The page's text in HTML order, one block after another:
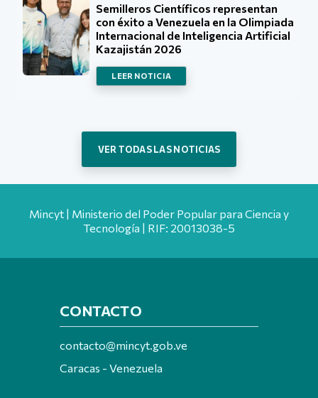
Semilleros Científicos representan
con éxito a Venezuela en la Olimpiada
Internacional de Inteligencia Artificial
Kazajistán 2026
LEER NOTICIA
VER TODAS LAS NOTICIAS
Mincyt | Ministerio del Poder Popular para Ciencia y
Tecnología | RIF: 20013038-5
CONTACTO
contacto@mincyt.gob.ve
Caracas - Venezuela